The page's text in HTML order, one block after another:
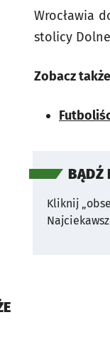
Wrocławia
stolicy
Zobacz
BĄDŹ
Kliknij